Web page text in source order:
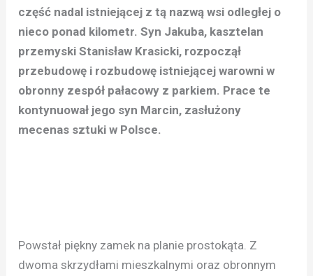
część nadal istniejącej z tą nazwą wsi odległej o
nieco ponad kilometr. Syn Jakuba, kasztelan
przemyski Stanisław Krasicki, rozpoczął
przebudowę i rozbudowę istniejącej warowni w
obronny zespół pałacowy z parkiem. Prace te
kontynuował jego syn Marcin, zasłużony
mecenas sztuki w Polsce.
Powstał piękny zamek na planie prostokąta. Z
dwoma skrzydłami mieszkalnymi oraz obronnym